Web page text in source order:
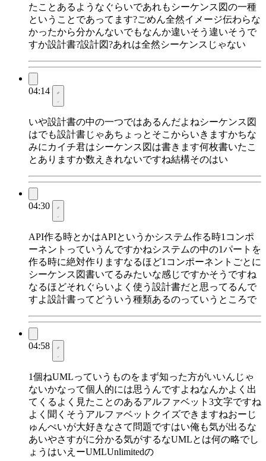
たことあるようなぐらいであれもシーケンス図の一種
ということであってます?ごめん全然イメージ伝わらな
かったから分かんないでもなんか違いそう違いそうで
すか設計書?設計図?あれは全然シーケンスじゃない
04:14
いや設計書の中の一つではあるんだよねシーケンス図
はでも設計書じゃあちょっとそこからいきますかちな
みにカイチ君はシーケンス図は書きます何枚書いたこ
とありますか数えきれないですね結構そのはい
04:30
API作る時とかはAPIというかシステム作る時1コンポ
ーネントっていうんですかねシステムの中の1パートを
作る時に絶対作りますなるほど1コンポーネントごとに
シーケンス図書いてるみたいな感じですかそうですね
なるほどそれぐらいよく使う設計書だと思ってるんで
すよ設計書ってどういう種類あるのっていうところで
04:58
1個ねUMLっていうものをまず知った方がいいんじゃ
ないかなって個人的には思うんですよねなんかよく出
てくるよく見たことのあるアルファベット3文字ですね
よく聞くそうアルファベットクイズできますねおーじ
ゅんぺいが大好きなさて問題ですはい俺も気が出るな
あいやさすがに分かる気がするなUMLとは何の略でし
ょうはいえーUMLUnlimitedの